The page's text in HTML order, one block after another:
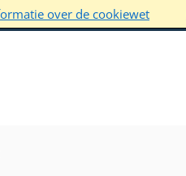
over de cookiewet